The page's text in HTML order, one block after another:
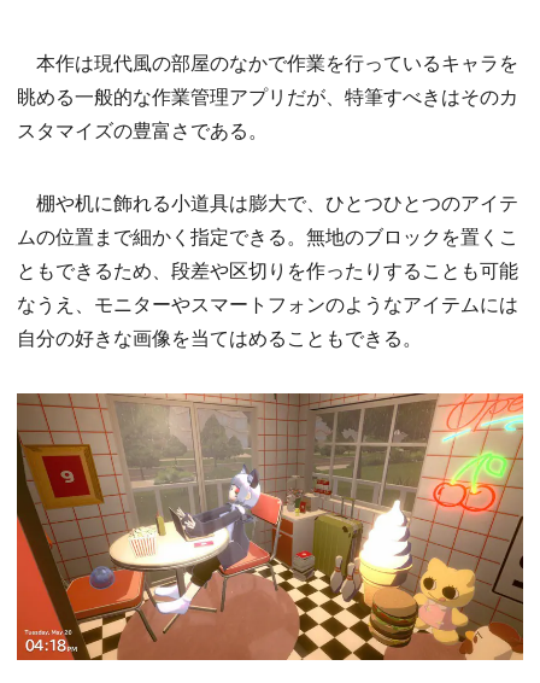
本作は現代風の部屋のなかで作業を行っているキャラを
眺める一般的な作業管理アプリだが、特筆すべきはそのカ
スタマイズの豊富さである。
棚や机に飾れる小道具は膨大で、ひとつひとつのアイテ
ムの位置まで細かく指定できる。無地のブロックを置くこ
ともできるため、段差や区切りを作ったりすることも可能
なうえ、モニターやスマートフォンのようなアイテムには
自分の好きな画像を当てはめることもできる。